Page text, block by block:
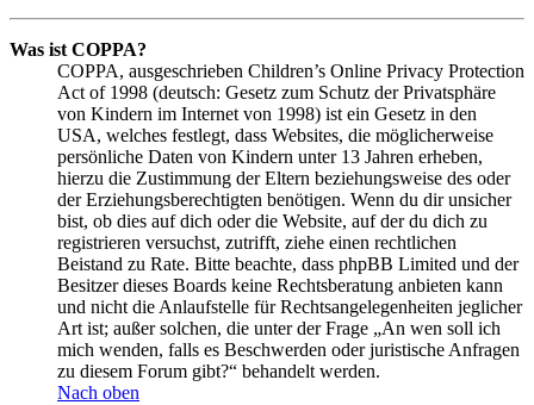
Was ist COPPA?
COPPA, ausgeschrieben Children’s Online Privacy Protection
Act of 1998 (deutsch: Gesetz zum Schutz der Privatsphäre
von Kindern im Internet von 1998) ist ein Gesetz in den
USA, welches festlegt, dass Websites, die möglicherweise
persönliche Daten von Kindern unter 13 Jahren erheben,
hierzu die Zustimmung der Eltern beziehungsweise des oder
der Erziehungsberechtigten benötigen. Wenn du dir unsicher
bist, ob dies auf dich oder die Website, auf der du dich zu
registrieren versuchst, zutrifft, ziehe einen rechtlichen
Beistand zu Rate. Bitte beachte, dass phpBB Limited und der
Besitzer dieses Boards keine Rechtsberatung anbieten kann
und nicht die Anlaufstelle für Rechtsangelegenheiten jeglicher
Art ist; außer solchen, die unter der Frage „An wen soll ich
mich wenden, falls es Beschwerden oder juristische Anfragen
zu diesem Forum gibt?“ behandelt werden.
Nach oben